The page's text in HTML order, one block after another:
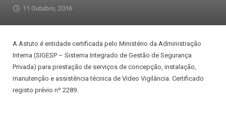
Notícias
Contactos
Assistência
11 Outubro, 2016
A Astuto é entidade certificada pelo Ministério da Administração
Interna (SIGESP – Sistema Integrado de Gestão de Segurança
Privada) para prestação de serviços de concepção, instalação,
manutenção e assistência técnica de Video Vigilância. Certificado
registo prévio nº 2289.